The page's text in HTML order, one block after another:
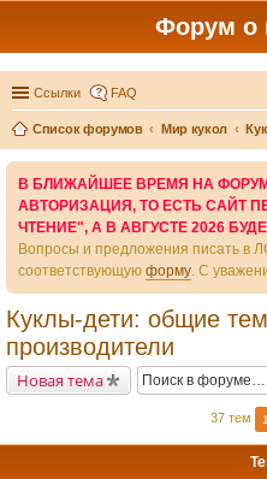
Форум о
Ссылки FAQ
Список форумов Мир кукол
В БЛИЖАЙШЕЕ ВРЕМЯ НА
АВТОРИЗАЦИЯ, ТО ЕСТЬ САЙТ
ЧТЕНИЕ", А В АВГУСТЕ 2026
Вопросы и предложения писать в
соответствующую форму. С
Куклы-дети: общие
производители
Новая тема
37 тем 1